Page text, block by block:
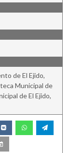
de El Ejido,
Municipal de
de El Ejido,